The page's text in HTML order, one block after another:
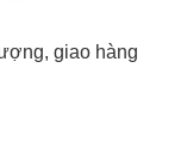
giao hàng